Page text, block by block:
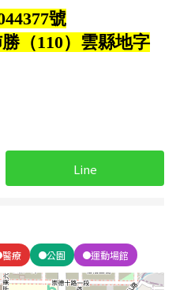
5 年以下
10-20 年
Line
醫療 公園 運動場館